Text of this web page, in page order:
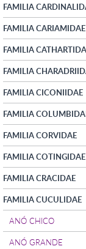
FAMILIA
FAMILIA CARIAMIDAE
FAMILIA
FAMILIA
FAMILIA CICONIIDAE
FAMILIA
FAMILIA CORVIDAE
FAMILIA COTINGIDAE
FAMILIA CRACIDAE
FAMILIA CUCULIDAE
ANÓ CHICO
ANÓ GRANDE